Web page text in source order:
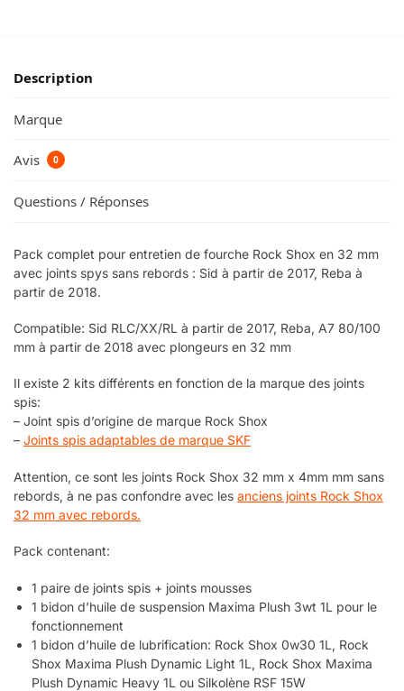
Description
Marque
Avis 0
Questions / Réponses
Pack complet pour entretien de fourche Rock Shox en 32 mm
avec joints spys sans rebords : Sid à partir de 2017, Reba à
partir de 2018.
Compatible: Sid RLC/XX/RL à partir de 2017, Reba, A7 80/100
mm à partir de 2018 avec plongeurs en 32 mm
Il existe 2 kits différents en fonction de la marque des joints
spis:
– Joint spis d’origine de marque Rock Shox
– Joints spis adaptables de marque SKF
Attention, ce sont les joints Rock Shox 32 mm x 4mm mm sans
rebords, à ne pas confondre avec les anciens joints Rock Shox
32 mm avec rebords.
Pack contenant:
1 paire de joints spis + joints mousses
1 bidon d’huile de suspension Maxima Plush 3wt 1L pour le
fonctionnement
1 bidon d’huile de lubrification: Rock Shox 0w30 1L, Rock
Shox Maxima Plush Dynamic Light 1L, Rock Shox Maxima
Plush Dynamic Heavy 1L ou Silkolène RSF 15W